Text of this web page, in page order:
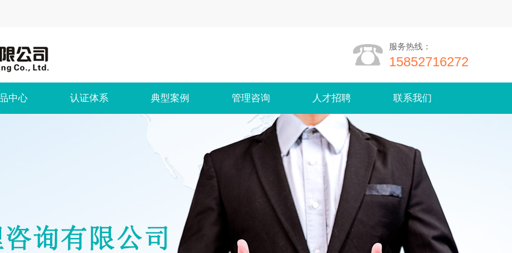
服务热线：
15852716272
中心 认证体系 典型案例 管理咨询 人才招聘 联系我们